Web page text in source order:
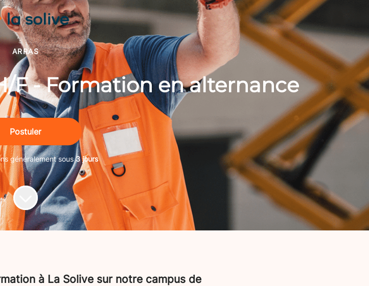
ARRAS
F - Formation en alternance
Postuler
généralement sous3 jours
à La Solive sur notre campus de